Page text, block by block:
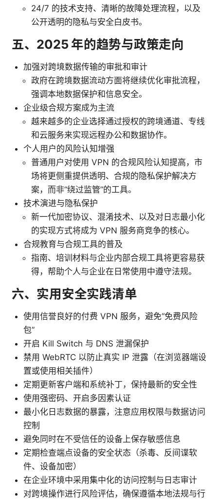
24/7 的技术支持、清晰的故障处理流程，以及
公开透明的隐私与安全白皮书。
五、2025 年的趋势与政策走向
加强对跨境数据传输的审批和审计
政府在跨境数据流动方面将继续优化审批流程，
强调本地数据保护和信息安全。
企业级合规方案成为主流
越来越多的企业选择通过授权的跨境通道、专线
和云服务来实现远程办公和数据协作。
个人用户的风险认知增强
普通用户对使用 VPN 的合规风险认知提高，市
场将更侧重提供透明、合规的隐私保护解决方
案，而非“绕过监管”的工具。
技术演进与隐私保护
新一代加密协议、混淆技术、以及对日志最小化
的实现方式将成为 VPN 服务商竞争的核心。
合规教育与合规工具的普及
指南、培训材料与企业内部合规工具将更容易获
得，帮助个人与企业在日常使用中遵守法规。
六、实用安全实践清单
使用信誉良好的付费 VPN 服务，避免“免费风险
包”
开启 Kill Switch 与 DNS 泄漏保护
禁用 WebRTC 以防止真实 IP 泄露（在浏览器端设
置或使用相关插件）
定期更新客户端和系统补丁，保持最新的安全性
使用强密码、开启多因素认证
最小化日志数据的暴露，注意应用权限与数据访问
控制
避免同时在不受信任的设备上保存敏感信息
定期检查端点设备的安全状态（杀毒、反间谍软
件、设备加密）
在企业环境中采用集中化的访问控制与日志审计
对跨境操作进行风险评估，确保遵循本地法规与行